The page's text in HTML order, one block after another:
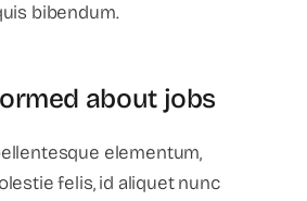
bibendum.
about jobs
elementum,
felis, id aliquet nunc